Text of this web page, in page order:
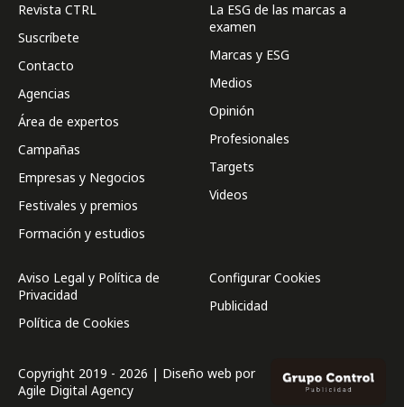
Revista CTRL
Suscríbete
Contacto
Agencias
Área de expertos
Campañas
Empresas y Negocios
Festivales y premios
Formación y estudios
La ESG de las marcas a
examen
Marcas y ESG
Medios
Opinión
Profesionales
Targets
Videos
Aviso Legal y Política de
Privacidad
Política de Cookies
Configurar Cookies
Publicidad
Copyright 2019 - 2026 | Diseño web por
Agile Digital Agency